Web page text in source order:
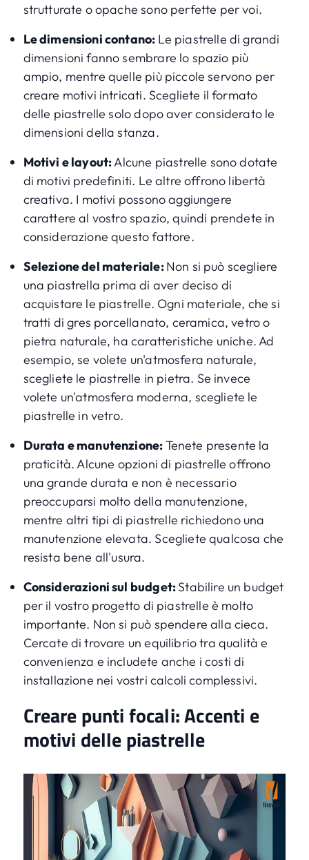
strutturate o opache sono perfette per voi.
Le dimensioni contano: Le piastrelle di grandi
dimensioni fanno sembrare lo spazio più
ampio, mentre quelle più piccole servono per
creare motivi intricati. Scegliete il formato
delle piastrelle solo dopo aver considerato le
dimensioni della stanza.
Motivi e layout:Alcune piastrelle sono dotate
di motivi predefiniti. Le altre offrono libertà
creativa. I motivi possono aggiungere
carattere al vostro spazio, quindi prendete in
considerazione questo fattore.
Selezione del materiale:Non si può scegliere
una piastrella prima di aver deciso di
acquistare le piastrelle. Ogni materiale, che si
tratti di gres porcellanato, ceramica, vetro o
pietra naturale, ha caratteristiche uniche. Ad
esempio, se volete un'atmosfera naturale,
scegliete le piastrelle in pietra. Se invece
volete un'atmosfera moderna, scegliete le
piastrelle in vetro.
Durata e manutenzione:Tenete presente la
praticità. Alcune opzioni di piastrelle offrono
una grande durata e non è necessario
preoccuparsi molto della manutenzione,
mentre altri tipi di piastrelle richiedono una
manutenzione elevata. Scegliete qualcosa che
resista bene all'usura.
Considerazioni sul budget:Stabilire un budget
per il vostro progetto di piastrelle è molto
importante. Non si può spendere alla cieca.
Cercate di trovare un equilibrio tra qualità e
convenienza e includete anche i costi di
installazione nei vostri calcoli complessivi.
Creare punti focali: Accenti e
motivi delle piastrelle